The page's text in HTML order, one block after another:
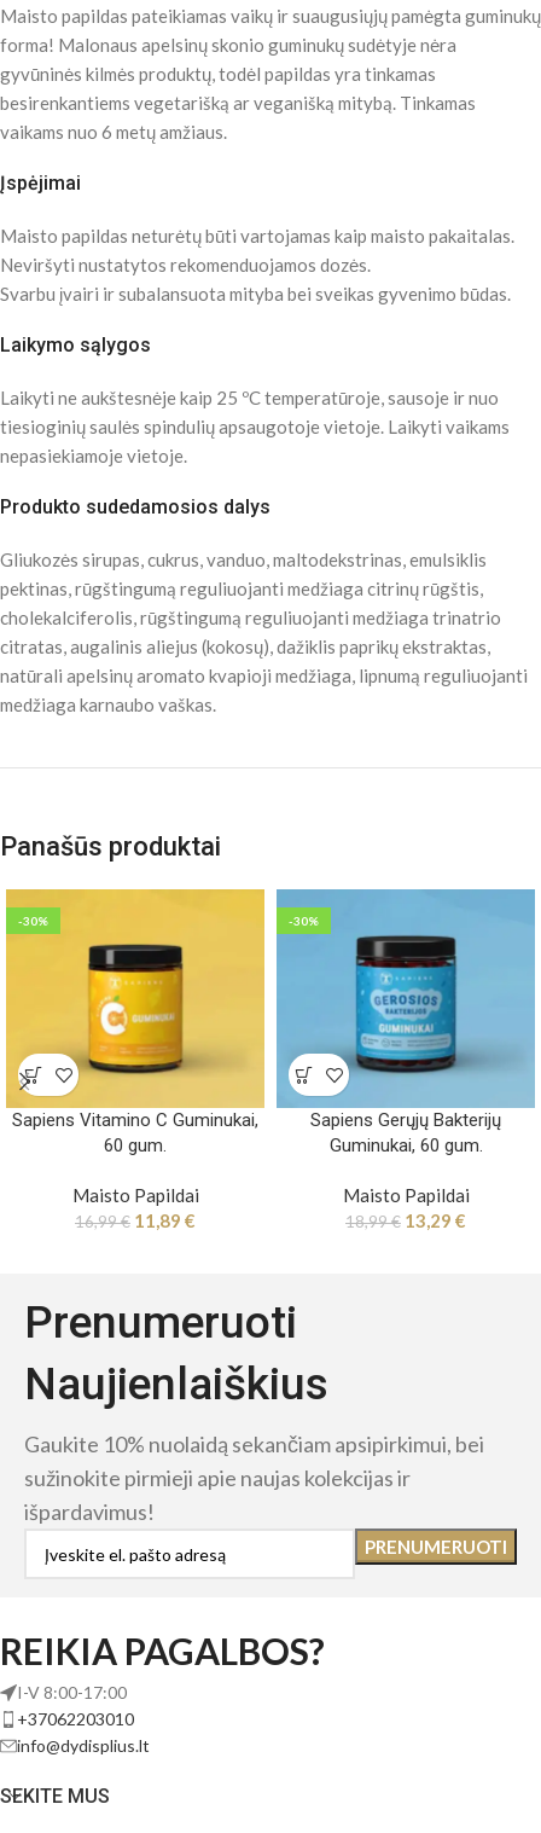
Maisto papildas pateikiamas vaikų ir suaugusiųjų pamėgta guminukų
forma! Malonaus apelsinų skonio guminukų sudėtyje nėra
gyvūninės kilmės produktų, todėl papildas yra tinkamas
besirenkantiems vegetarišką ar veganišką mitybą. Tinkamas
vaikams nuo 6 metų amžiaus.
Įspėjimai
Maisto papildas neturėtų būti vartojamas kaip maisto pakaitalas.
Neviršyti nustatytos rekomenduojamos dozės.
Svarbu įvairi ir subalansuota mityba bei sveikas gyvenimo būdas.
Laikymo sąlygos
Laikyti ne aukštesnėje kaip 25 ºC temperatūroje, sausoje ir nuo
tiesioginių saulės spindulių apsaugotoje vietoje. Laikyti vaikams
nepasiekiamoje vietoje.
Produkto sudedamosios dalys
Gliukozės sirupas, cukrus, vanduo, maltodekstrinas, emulsiklis
pektinas, rūgštingumą reguliuojanti medžiaga citrinų rūgštis,
cholekalciferolis, rūgštingumą reguliuojanti medžiaga trinatrio
citratas, augalinis aliejus (kokosų), dažiklis paprikų ekstraktas,
natūrali apelsinų aromato kvapioji medžiaga, lipnumą reguliuojanti
medžiaga karnaubo vaškas.
Panašūs produktai
-30%
Sapiens Vitamino C Guminukai,
60 gum.
Maisto Papildai
16,99€ 11,89 €
-30%
Sapiens Gerųjų Bakterijų
Guminukai, 60 gum.
Maisto Papildai
18,99€ 13,29 €
Prenumeruoti
Naujienlaiškius
Gaukite 10% nuolaidą sekančiam apsipirkimui, bei
sužinokite pirmieji apie naujas kolekcijas ir
išpardavimus!
REIKIA PAGALBOS?
I-V 8:00-17:00
+37062203010
info@dydisplius.lt
SEKITE MUS